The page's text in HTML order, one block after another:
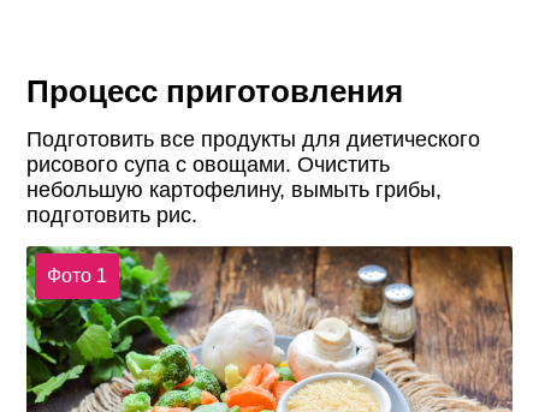
Процесс приготовления
Подготовить все продукты для диетического
рисового супа с овощами. Очистить
небольшую картофелину, вымыть грибы,
подготовить рис.
Фото 1